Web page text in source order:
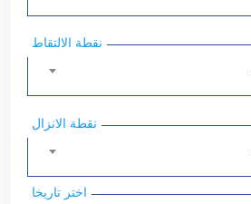
نقطة الالتقاط
نقطة الانزال
اختر تاريخا